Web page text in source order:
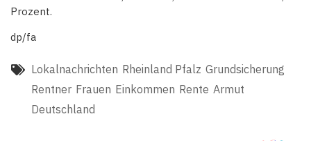
Prozent.
dp/fa
Lokalnachrichten Rheinland Pfalz Grundsicherung
Rentner Frauen Einkommen Rente Armut
Deutschland